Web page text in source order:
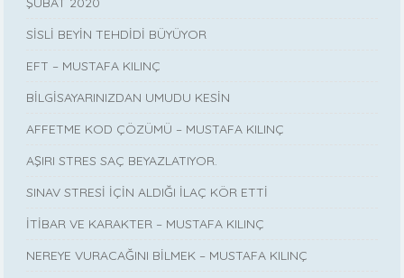
SİSLİ BEYİN TEHDİDİ BÜYÜYOR
EFT – MUSTAFA KILINÇ
BİLGİSAYARINIZDAN UMUDU KESİN
AFFETME KOD ÇÖZÜMÜ – MUSTAFA KILINÇ
AŞIRI STRES SAÇ BEYAZLATIYOR.
SINAV STRESİ İÇİN ALDIĞI İLAÇ KÖR ETTİ
İTİBAR VE KARAKTER – MUSTAFA KILINÇ
NEREYE VURACAĞINI BİLMEK – MUSTAFA KILINÇ